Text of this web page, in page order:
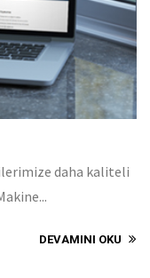
daha kaliteli
DEVAMINI OKU